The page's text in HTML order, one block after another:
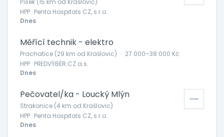
Písek (15 km od Krašlovic)
HPP · Penta Hospitals CZ, s.r.o.
Dnes
Měřící technik - elektro
Prachatice (29 km od Krašlovic) · 27 000–38 000 Kč
HPP · PŘEDVÝBĚR.CZ a.s.
Dnes
Pečovatel/ka - Loucký Mlýn
Strakonice (4 km od Krašlovic)
HPP · Penta Hospitals CZ, s.r.o.
Dnes